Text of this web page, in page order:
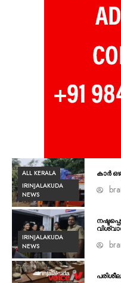
ALL KERALA
IRINJALAKUDA
NEWS
കാർ
IRINJALAKUDA
NEWS